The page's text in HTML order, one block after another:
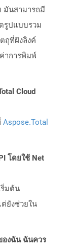
มันสามารถมี
รูปแบบรวม
ถุที่ฝังลิงค์
าการพิมพ์
Cloud
Aspose.Total
โดยใช้ Net
ริ่มต้น
ต่ยังช่วยใน
องฉัน ฉันควร